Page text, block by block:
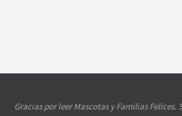
Gracias por leer Mascotas y Familias Felices.